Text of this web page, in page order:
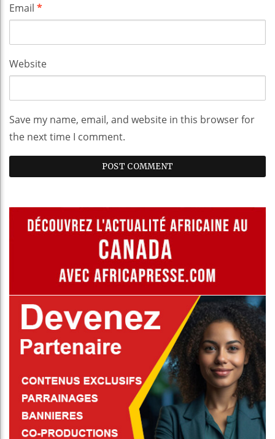
Email *
Website
Save my name, email, and website in this browser for
the next time I comment.